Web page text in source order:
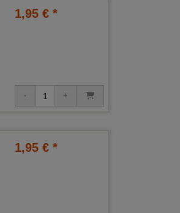
1,95 € *
1,95 € *